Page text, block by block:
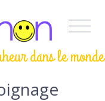
dans le monde